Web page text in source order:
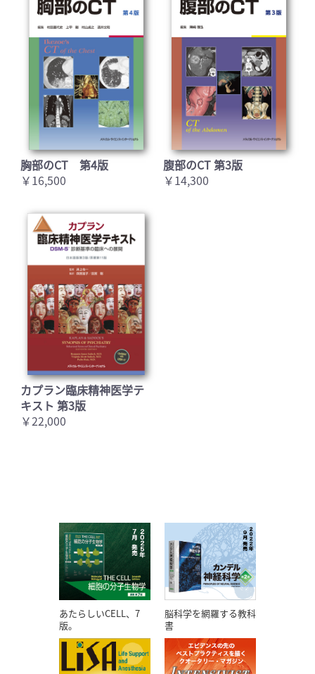
胸部のCT 第4版
￥16,500
腹部のCT 第3版
￥14,300
カプラン臨床精神医学テ
キスト 第3版
￥22,000
あたらしいCELL、7
版。
脳科学を網羅する教科
書